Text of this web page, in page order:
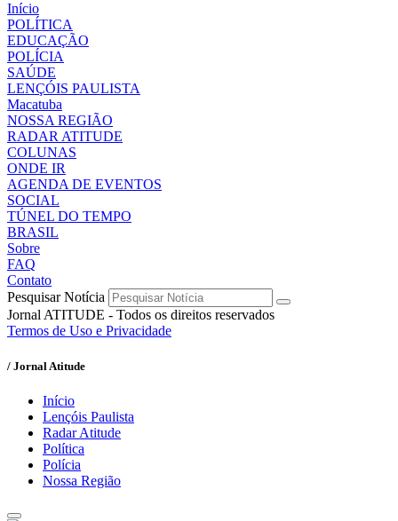
Início
POLÍTICA
EDUCAÇÃO
POLÍCIA
SAÚDE
LENÇÓIS PAULISTA
Macatuba
NOSSA REGIÃO
RADAR ATITUDE
COLUNAS
ONDE IR
AGENDA DE EVENTOS
SOCIAL
TÚNEL DO TEMPO
BRASIL
Sobre
FAQ
Contato
Pesquisar Notícia
Jornal ATITUDE - Todos os direitos reservados
Termos de Uso e Privacidade
/ Jornal Atitude
Início
Lençóis Paulista
Radar Atitude
Política
Polícia
Nossa Região